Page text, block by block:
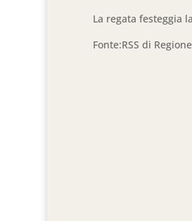
La regata festeggia
Fonte:RSS di